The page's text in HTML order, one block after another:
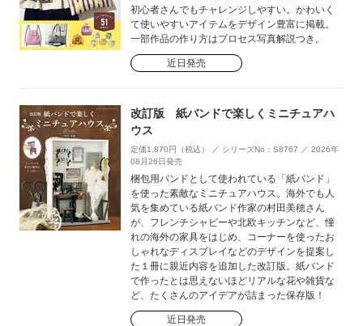
初心者さんでもチャレンジしやすい。かわいく
て使いやすいアイテムをデザイン豊富に掲載。
一部作品の作り方はプロセス写真解説つき。
近日発売
改訂版 紙バンドで楽しくミニチュアハ
ウス
定価1,870円（税込） ／ シリーズNo：S8767 ／ 2026年
08月26日発売
梱包用バンドとして使われている「紙バンド」
を使った素敵なミニチュアハウス。海外でも人
気を集めている紙バンド作家の村田美穂さん
が、フレンチシャビーや北欧キッチンなど、憧
れの海外の家具をはじめ、コーナーを使ったお
しゃれなディスプレイなどのデザインを提案し
た１冊に親近内容を追加した改訂版。紙バンド
で作ったとは思えないほどリアルな花や雑貨な
ど、たくさんのアイデアが詰まった保存版！
近日発売